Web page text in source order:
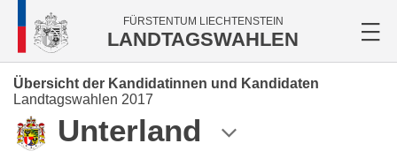
FÜRSTENTUM LIECHTENSTEIN
LANDTAGSWAHLEN
Übersicht der Kandidatinnen und Kandidaten
Landtagswahlen 2017
Unterland